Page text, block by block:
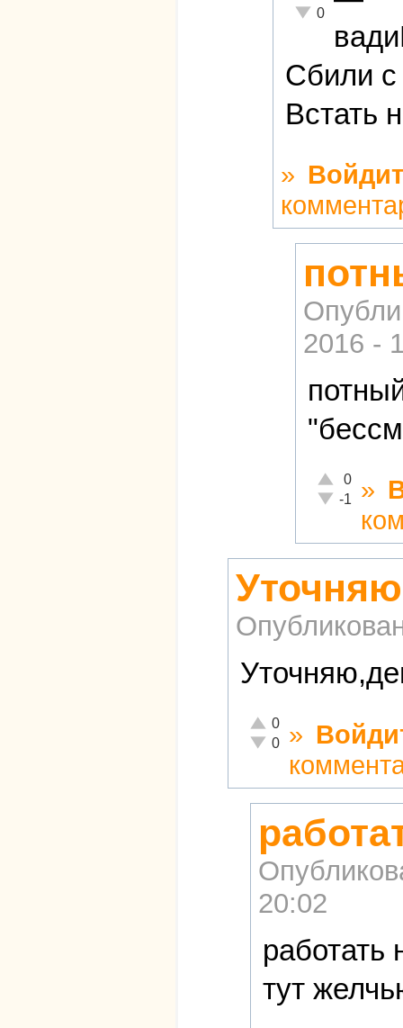
Неадекватно!
0
Сбили с
Встать
»
2016 -
Отлично!
0
Неадекватно!
-1 »
Отлично!
0
Неадекватно!
0 »
20:02
работать
тут